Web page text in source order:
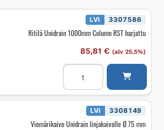
LVI 3307586
Ritilä Unidrain 1000mm Column RST harjattu
85,81 € (alv 25,5%)
Ritilä
Unidrain
1000mm
Column
RST
harjattu
määrä
LVI 3308149
Viemärikaivo Unidrain linjakaivolle Ø 75 mm